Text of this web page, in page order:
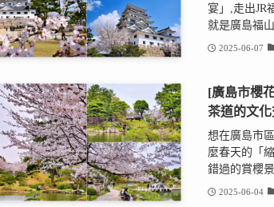
宴」,走出JR
就是廣島福山
2025-06-07
[廣島市櫻
茶道的文
想在廣島市
麼春天的「
錯過的賞櫻景
2025-06-04